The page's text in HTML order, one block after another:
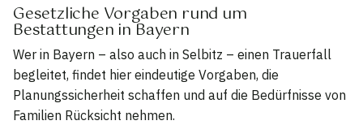
Gesetzliche Vorgaben rund um
Bestattungen in Bayern
Wer in Bayern – also auch in Selbitz – einen Trauerfall
begleitet, findet hier eindeutige Vorgaben, die
Planungssicherheit schaffen und auf die Bedürfnisse von
Familien Rücksicht nehmen.